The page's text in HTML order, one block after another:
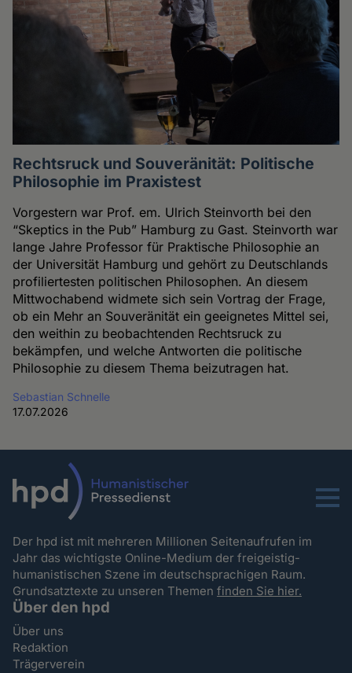
Rechtsruck und Souveränität: Politische
Philosophie im Praxistest
Vorgestern war Prof. em. Ulrich Steinvorth bei den
“Skeptics in the Pub” Hamburg zu Gast. Steinvorth war
lange Jahre Professor für Praktische Philosophie an
der Universität Hamburg und gehört zu Deutschlands
profiliertesten politischen Philosophen. An diesem
Mittwochabend widmete sich sein Vortrag der Frage,
ob ein Mehr an Souveränität ein geeignetes Mittel sei,
den weithin zu beobachtenden Rechtsruck zu
bekämpfen, und welche Antworten die politische
Philosophie zu diesem Thema beizutragen hat.
Sebastian Schnelle
17.07.2026
Menu
Der hpd ist mit mehreren Millionen Seitenaufrufen im
Jahr das wichtigste Online-Medium der freigeistig-
humanistischen Szene im deutschsprachigen Raum.
Grundsatztexte zu unseren Themenfinden Sie hier.
Über den hpd
Über uns
Redaktion
Trägerverein